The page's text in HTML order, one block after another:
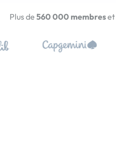
Plus de 560 000 membreset